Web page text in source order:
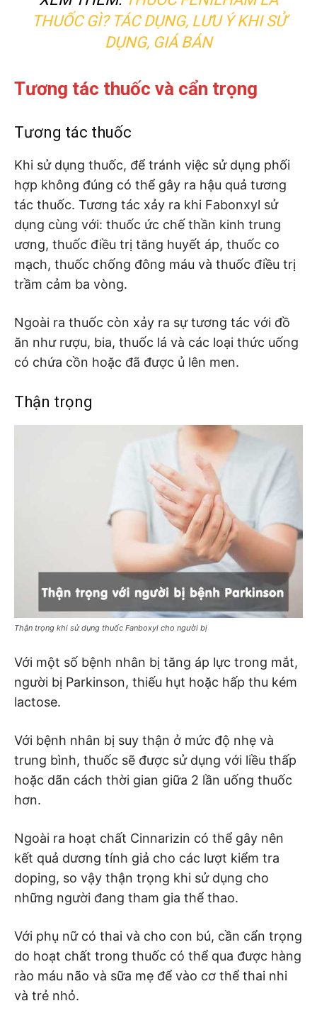
THUỐC GÌ? TÁC DỤNG, LƯU Ý KHI SỬ
DỤNG, GIÁ BÁN
Tương tác thuốc và cẩn trọng
Tương tác thuốc
Khi sử dụng thuốc, để tránh việc sử dụng phối
hợp không đúng có thể gây ra hậu quả tương
tác thuốc. Tương tác xảy ra khi Fabonxyl sử
dụng cùng với: thuốc ức chế thần kinh trung
ương, thuốc điều trị tăng huyết áp, thuốc co
mạch, thuốc chống đông máu và thuốc điều trị
trầm cảm ba vòng.
Ngoài ra thuốc còn xảy ra sự tương tác với đồ
ăn như rượu, bia, thuốc lá và các loại thức uống
có chứa cồn hoặc đã được ủ lên men.
Thận trọng
Thận trọng khi sử dụng thuốc Fanboxyl cho người bị
Với một số bệnh nhân bị tăng áp lực trong mắt,
người bị Parkinson, thiếu hụt hoặc hấp thu kém
lactose.
Với bệnh nhân bị suy thận ở mức độ nhẹ và
trung bình, thuốc sẽ được sử dụng với liều thấp
hoặc dãn cách thời gian giữa 2 lần uống thuốc
hơn.
Ngoài ra hoạt chất Cinnarizin có thể gây nên
kết quả dương tính giả cho các lượt kiểm tra
doping, so vậy thận trọng khi sử dụng cho
những người đang tham gia thể thao.
Với phụ nữ có thai và cho con bú, cần cẩn trọng
do hoạt chất trong thuốc có thể qua được hàng
rào máu não và sữa mẹ để vào cơ thể thai nhi
và trẻ nhỏ.